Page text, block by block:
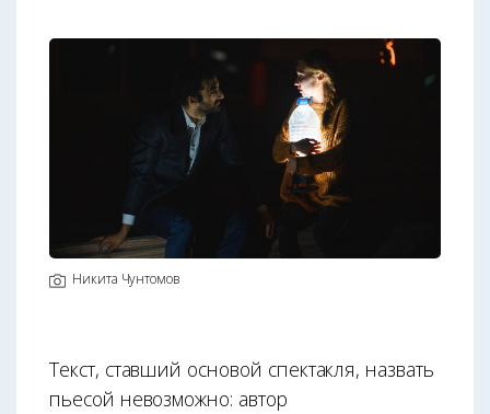
Никита Чунтомов
Текст, ставший основой спектакля, назвать
пьесой невозможно: автор